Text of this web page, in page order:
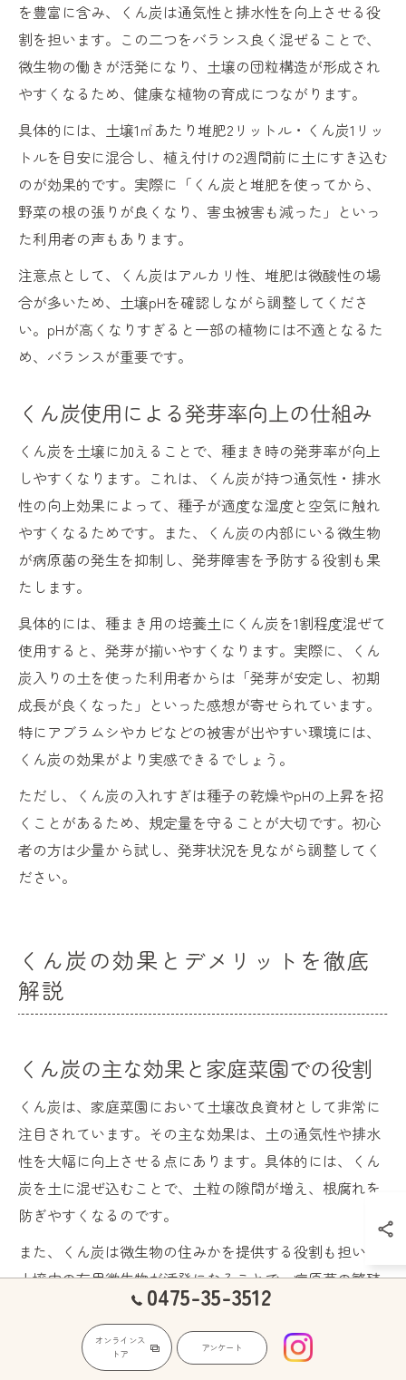
を豊富に含み、くん炭は通気性と排水性を向上させる役
割を担います。この二つをバランス良く混ぜることで、
微生物の働きが活発になり、土壌の団粒構造が形成され
やすくなるため、健康な植物の育成につながります。
具体的には、土壌1㎡あたり堆肥2リットル・くん炭1リッ
トルを目安に混合し、植え付けの2週間前に土にすき込む
のが効果的です。実際に「くん炭と堆肥を使ってから、
野菜の根の張りが良くなり、害虫被害も減った」といっ
た利用者の声もあります。
注意点として、くん炭はアルカリ性、堆肥は微酸性の場
合が多いため、土壌pHを確認しながら調整してくださ
い。pHが高くなりすぎると一部の植物には不適となるた
め、バランスが重要です。
くん炭使用による発芽率向上の仕組み
くん炭を土壌に加えることで、種まき時の発芽率が向上
しやすくなります。これは、くん炭が持つ通気性・排水
性の向上効果によって、種子が適度な湿度と空気に触れ
やすくなるためです。また、くん炭の内部にいる微生物
が病原菌の発生を抑制し、発芽障害を予防する役割も果
たします。
具体的には、種まき用の培養土にくん炭を1割程度混ぜて
使用すると、発芽が揃いやすくなります。実際に、くん
炭入りの土を使った利用者からは「発芽が安定し、初期
成長が良くなった」といった感想が寄せられています。
特にアブラムシやカビなどの被害が出やすい環境には、
くん炭の効果がより実感できるでしょう。
ただし、くん炭の入れすぎは種子の乾燥やpHの上昇を招
くことがあるため、規定量を守ることが大切です。初心
者の方は少量から試し、発芽状況を見ながら調整してく
ださい。
くん炭の効果とデメリットを徹底
解説
くん炭の主な効果と家庭菜園での役割
くん炭は、家庭菜園において土壌改良資材として非常に
注目されています。その主な効果は、土の通気性や排水
性を大幅に向上させる点にあります。具体的には、くん
炭を土に混ぜ込むことで、土粒の隙間が増え、根腐れを
防ぎやすくなるのです。
また、くん炭は微生物の住みかを提供する役割も担い、
土壌中の有用微生物が活発になることで、病原菌の繁殖
抑制や有機物の分解促進につながります。加えて、くん
炭特有のアルカリ性がナメクジやアブラムシなど一部の
害虫対策にも役立つため、家庭菜園での病害虫対策とし
0475-35-3512
オンラインス
トア
アンケート